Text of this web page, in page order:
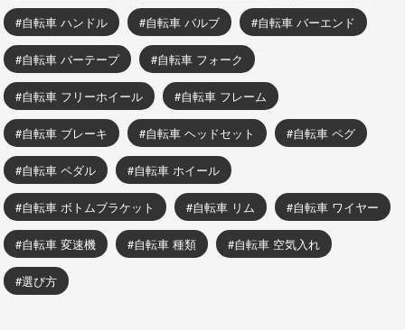
自転車 ハンドル 自転車 バルブ 自転車 バーエンド
自転車 バーテープ 自転車 フォーク
自転車 フリーホイール 自転車 フレーム
自転車 ブレーキ 自転車 ヘッドセット 自転車 ペグ
自転車 ペダル 自転車 ホイール
自転車 ボトムブラケット 自転車 リム 自転車 ワイヤー
自転車 変速機 自転車 種類 自転車 空気入れ
選び方